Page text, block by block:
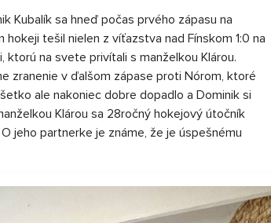
Kubalík sa hneď počas prvého zápasu na
tešil nielen z víťazstva nad Fínskom 1:0 na
ktorú na svete privítali s manželkou Klárou.
zranenie v ďalšom zápase proti Nórom, ktoré
ale nakoniec dobre dopadlo a Dominik si
Klárou sa 28ročný hokejový útočník
jeho partnerke je známe, že je úspešnému